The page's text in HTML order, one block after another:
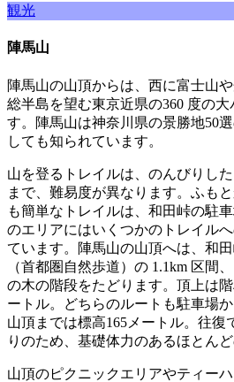
観光
陣馬山
陣馬山の山頂からは、西に富士山
総半島を望む東京近県の360 度の
す。陣馬山は神奈川県の景勝地50
しても知られています。
山を登るトレイルは、のんびりし
まで、難易度が異なります。ふも
も簡単なトレイルは、和田峠の駐
のエリアにはいくつかのトレイル
ています。陣馬山の山頂へは、和
（首都圏自然歩道）の 1.1km 区間
の木の階段をたどります。頂上は
ートル。どちらのルートも駐車場
山頂までは標高165メートル。往復
りのため、基礎体力のあるほとん
山頂のピクニックエリアやティー